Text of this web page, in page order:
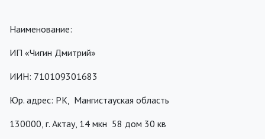
Наименование:
ИП «Чигин Дмитрий»
ИИН: 710109301683
Юр. адрес: РК, Мангистауская область
130000, г. Актау, 14 мкн 58 дом 30 кв